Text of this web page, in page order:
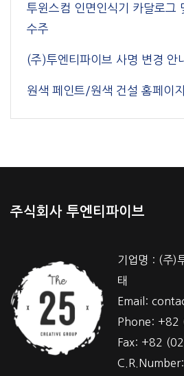
투윈스컴 인면인식기 카달로그
수주
(주)투엔티파이브 사명 변경 안
원색 페인트/원색 건설 홈페이
주식회사 투엔티파이브
기업명 : (주)
태
Email:
Phone: +82
Fax: +82